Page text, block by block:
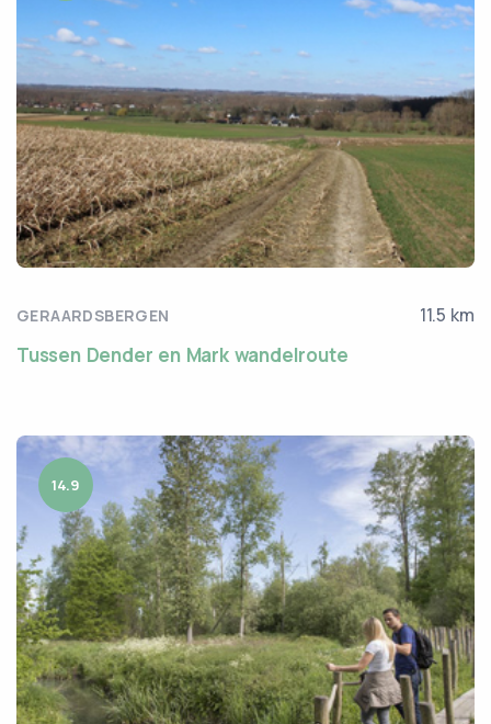
GERAARDSBERGEN 11.5 km
Tussen Dender en Mark wandelroute
14.9